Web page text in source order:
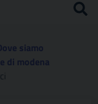
siamo
di modena